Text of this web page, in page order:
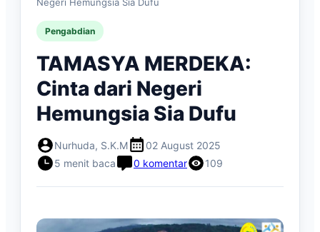
Pengabdian
TAMASYA MERDEKA:
Cinta dari Negeri
Hemungsia Sia Dufu
Nurhuda, S.K.M
02 August 2025
5 menit baca
0 komentar 109